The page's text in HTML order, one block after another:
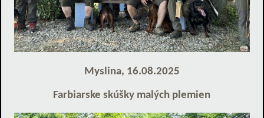
Myslina, 16.08.2025
Farbiarske skúšky malých plemien